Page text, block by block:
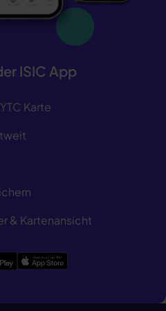
vorgezeigt werden kann.
den bekannten ISIC-
Farben über
ISIC App
Karte
& Kartenansicht
App Store